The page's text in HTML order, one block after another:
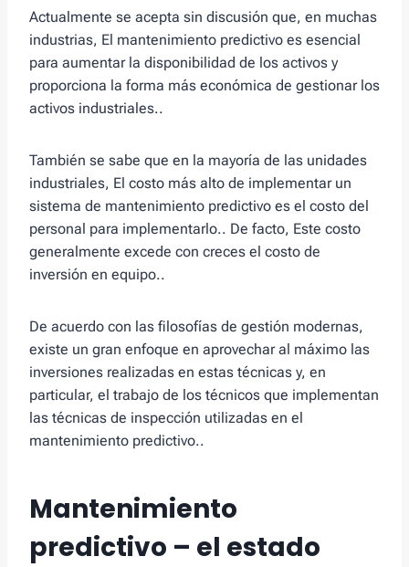
Actualmente se acepta sin discusión que, en muchas
industrias, El mantenimiento predictivo es esencial
para aumentar la disponibilidad de los activos y
proporciona la forma más económica de gestionar los
activos industriales..
También se sabe que en la mayoría de las unidades
industriales, El costo más alto de implementar un
sistema de mantenimiento predictivo es el costo del
personal para implementarlo.. De facto, Este costo
generalmente excede con creces el costo de
inversión en equipo..
De acuerdo con las filosofías de gestión modernas,
existe un gran enfoque en aprovechar al máximo las
inversiones realizadas en estas técnicas y, en
particular, el trabajo de los técnicos que implementan
las técnicas de inspección utilizadas en el
mantenimiento predictivo..
Mantenimiento
predictivo – el estado